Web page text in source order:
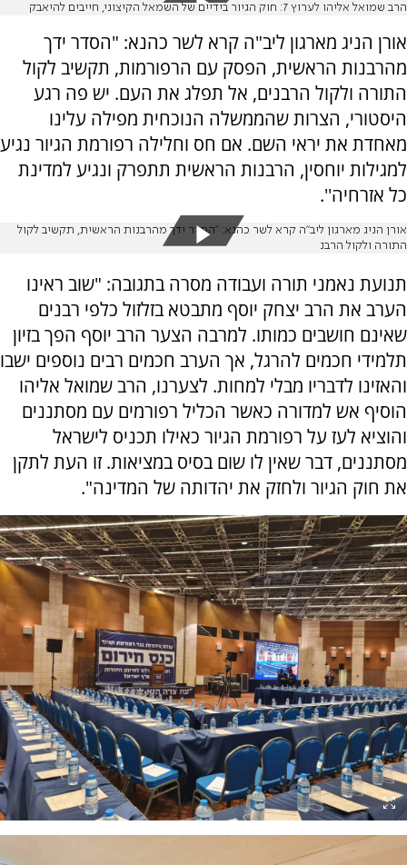
הרב שמואל אליהו לערוץ 7: חוק הגיור בידיים של השמאל הקיצוני, חייבים להיאבק
אורן הניג מארגון ליב"ה קרא לשר כהנא: "הסדר ידך
מהרבנות הראשית, הפסק עם הרפורמות, תקשיב לקול
התורה ולקול הרבנים, אל תפלג את העם. יש פה רגע
היסטורי, הצרות שהממשלה הנוכחית מפילה עלינו
מאחדת את יראי השם. אם חס וחלילה רפורמת הגיור נגיע
למגילות יוחסין, הרבנות הראשית תתפרק ונגיע למדינת
כל אזרחיה''.
אורן הניג מארגון ליב"ה קרא לשר כהנא: "הסדר ידך מהרבנות הראשית, תקשיב לקול
התורה ולקול הרבנ
תנועת נאמני תורה ועבודה מסרה בתגובה: "שוב ראינו
הערב את הרב יצחק יוסף מתבטא בזלזול כלפי רבנים
שאינם חושבים כמותו. למרבה הצער הרב יוסף הפך בזיון
תלמידי חכמים להרגל, אך הערב חכמים רבים נוספים ישבו
והאזינו לדבריו מבלי למחות. לצערנו, הרב שמואל אליהו
הוסיף אש למדורה כאשר הכליל רפורמים עם מסתננים
והוציא לעז על רפורמת הגיור כאילו תכניס לישראל
מסתננים, דבר שאין לו שום בסיס במציאות. זו העת לתקן
את חוק הגיור ולחזק את יהדותה של המדינה".